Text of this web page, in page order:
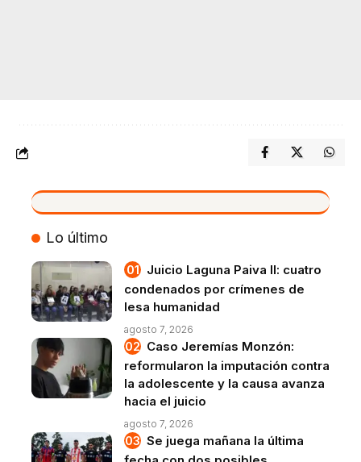
VIVO
Lo último
Juicio Laguna Paiva II: cuatro
condenados por crímenes de
lesa humanidad
agosto 7, 2026
Caso Jeremías Monzón:
reformularon la imputación contra
la adolescente y la causa avanza
hacia el juicio
agosto 7, 2026
Se juega mañana la última